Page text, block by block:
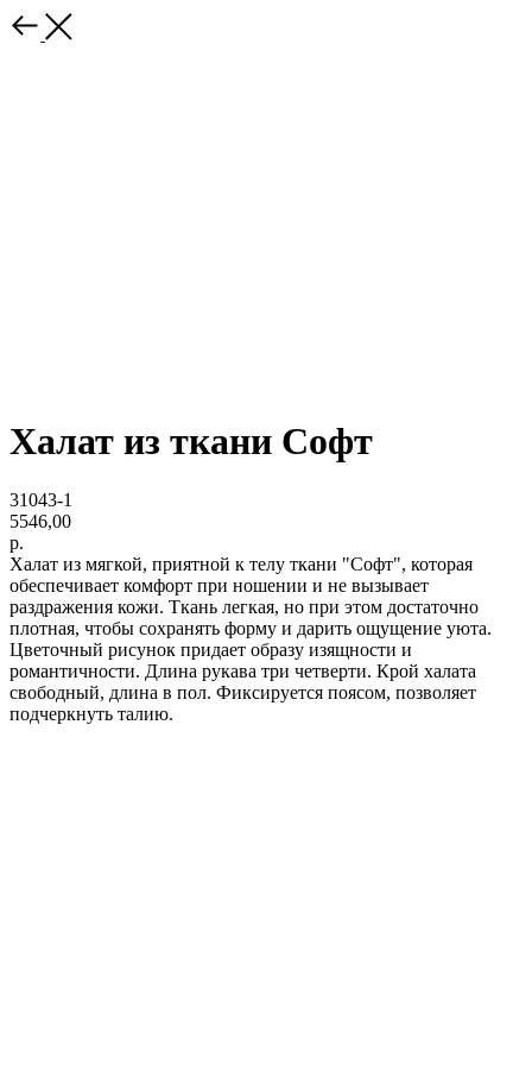
Халат из ткани Софт
31043-1
5546,00
р.
Халат из мягкой, приятной к телу ткани "Софт", которая
обеспечивает комфорт при ношении и не вызывает
раздражения кожи. Ткань легкая, но при этом достаточно
плотная, чтобы сохранять форму и дарить ощущение уюта.
Цветочный рисунок придает образу изящности и
романтичности. Длина рукава три четверти. Крой халата
свободный, длина в пол. Фиксируется поясом, позволяет
подчеркнуть талию.